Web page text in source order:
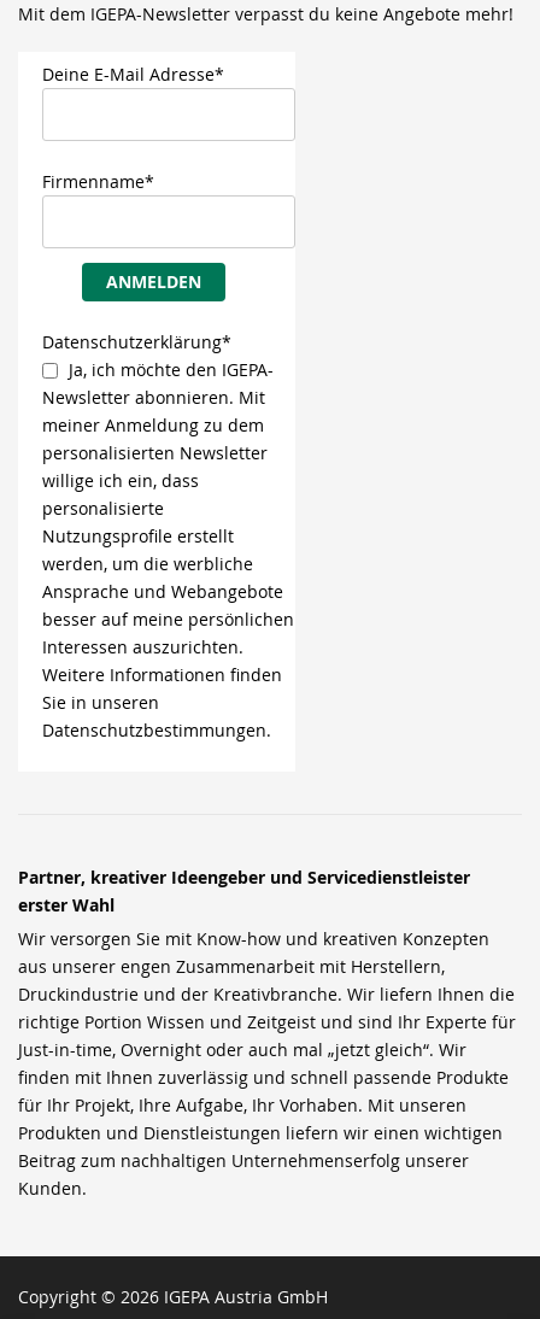
Mit dem IGEPA-Newsletter verpasst du keine Angebote mehr!
Deine E-Mail Adresse*
Firmenname*
ANMELDEN
Datenschutzerklärung*
Ja, ich möchte den IGEPA-
Newsletter abonnieren. Mit
meiner Anmeldung zu dem
personalisierten Newsletter
willige ich ein, dass
personalisierte
Nutzungsprofile erstellt
werden, um die werbliche
Ansprache und Webangebote
besser auf meine persönlichen
Interessen auszurichten.
Weitere Informationen finden
Sie in unseren
Datenschutzbestimmungen.
Partner, kreativer Ideengeber und Servicedienstleister
erster Wahl
Wir versorgen Sie mit Know-how und kreativen Konzepten
aus unserer engen Zusammenarbeit mit Herstellern,
Druckindustrie und der Kreativbranche. Wir liefern Ihnen die
richtige Portion Wissen und Zeitgeist und sind Ihr Experte für
Just-in-time, Overnight oder auch mal „jetzt gleich“. Wir
finden mit Ihnen zuverlässig und schnell passende Produkte
für Ihr Projekt, Ihre Aufgabe, Ihr Vorhaben. Mit unseren
Produkten und Dienstleistungen liefern wir einen wichtigen
Beitrag zum nachhaltigen Unternehmenserfolg unserer
Kunden.
Copyright © 2026 IGEPA Austria GmbH